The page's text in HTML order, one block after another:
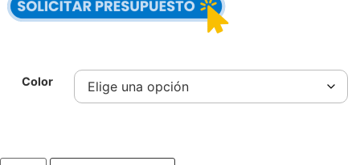
Color